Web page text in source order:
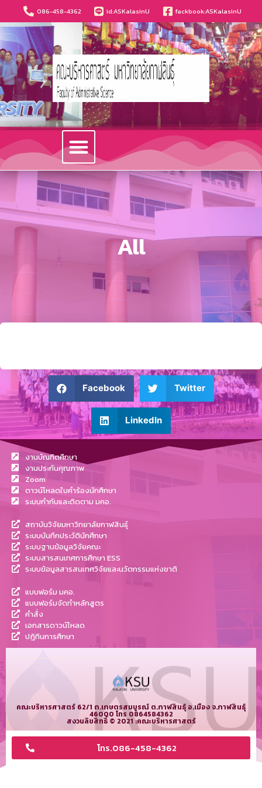
086-458-4362 id:ASKalasinU fackbook:ASKalasinU
All
Facebook Twitter
LinkedIn
งานบัณฑิตศึกษา
งานประกันคุณภาพ
Zoom
ดาวน์โหลดใบคำร้องนักศึกษา
ระบบกำกับและติดตาม มคอ.
สถาบันวิจัยมหาวิทยาลัยกาฬสินธุ์
ระบบบันทึกประวัตินักศึกษา
ระบบฐานข้อมูลวิจัยคณะ
ระบบสารสนเทศการศึกษา ESS
ระบบข้อมูลสารสนเทศวิจัยและนวัตกรรมแห่งชาติ
แบบฟอร์ม มคอ.
แบบฟอร์มจัดทำหลักสูตร
คำสั่ง
เอกสารดาวน์โหลด
ปฎิทินการศึกษา
คณะบริหารศาสตร์ 62/1 ถ.เกษตรสมบูรณ์ ต.กาฬสินธุ์ อ.เมือง จ.กาฬสินธุ์
46000 โทร 0864584362
สงวนลิขสิทธิ์ © 2021 :คณะบริหารศาสตร์
โทร.086-458-4362